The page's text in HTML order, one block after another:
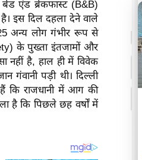
बेड एंड ब्रेकफास्ट (B&B)
इस दिल दहला देने वाले
25 अन्य लोग गंभीर रूप से
के पुख्ता इंतजामों और
नहीं है, हाल ही में विवेक
गंवानी पड़ी थी। दिल्ली
कि राजधानी में आग की
है कि पिछले छह वर्षों में